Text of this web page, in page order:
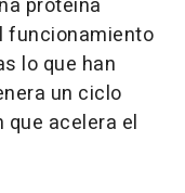
proteína
funcionamiento
lo que han
un ciclo
acelera el